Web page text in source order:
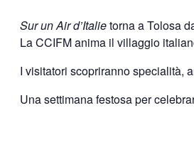
Sur un Air d’Italietorna a Tolosa
La CCIFM anima il villaggio
I visitatori scopriranno specialità,
Una settimana festosa per